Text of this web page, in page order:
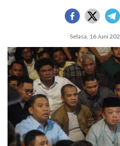
Selasa, 16 Juni